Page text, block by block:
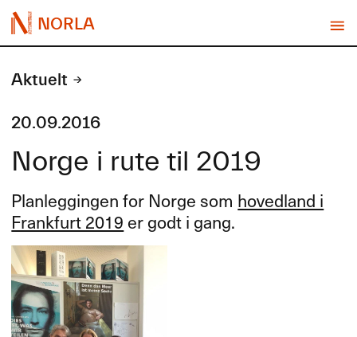
NORLA
Aktuelt
20.09.2016
Norge i rute til 2019
Planleggingen for Norge som hovedland i
Frankfurt 2019 er godt i gang.